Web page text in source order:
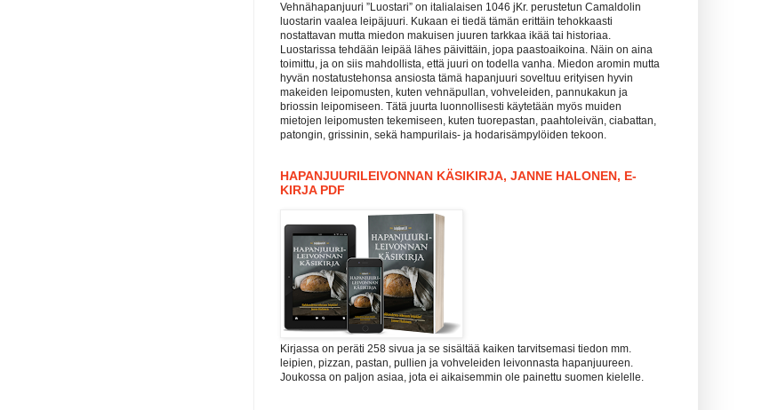
Vehnähapanjuuri ”Luostari” on italialaisen 1046 jKr. perustetun Camaldolin
luostarin vaalea leipäjuuri. Kukaan ei tiedä tämän erittäin tehokkaasti
nostattavan mutta miedon makuisen juuren tarkkaa ikää tai historiaa.
Luostarissa tehdään leipää lähes päivittäin, jopa paastoaikoina. Näin on aina
toimittu, ja on siis mahdollista, että juuri on todella vanha. Miedon aromin mutta
hyvän nostatustehonsa ansiosta tämä hapanjuuri soveltuu erityisen hyvin
makeiden leipomusten, kuten vehnäpullan, vohveleiden, pannukakun ja
briossin leipomiseen. Tätä juurta luonnollisesti käytetään myös muiden
mietojen leipomusten tekemiseen, kuten tuorepastan, paahtoleivän, ciabattan,
patongin, grissinin, sekä hampurilais- ja hodarisämpylöiden tekoon.
HAPANJUURILEIVONNAN KÄSIKIRJA, JANNE HALONEN, E-
KIRJA PDF
Kirjassa on peräti 258 sivua ja se sisältää kaiken tarvitsemasi tiedon mm.
leipien, pizzan, pastan, pullien ja vohveleiden leivonnasta hapanjuureen.
Joukossa on paljon asiaa, jota ei aikaisemmin ole painettu suomen kielelle.